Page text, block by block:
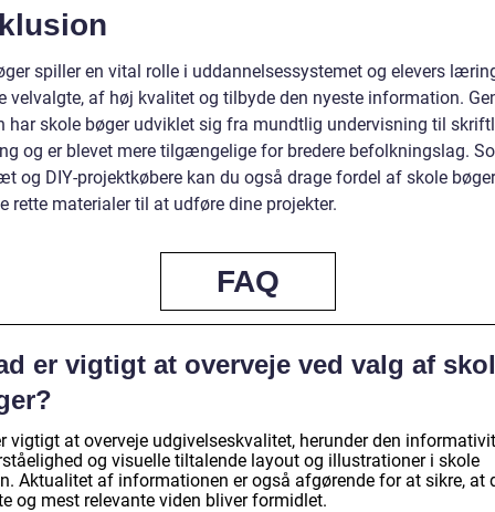
spiller en vital rolle i uddannelsessystemet og elevers
velvalgte, af høj kvalitet og tilbyde den nyeste information.
har skole bøger udviklet sig fra mundtlig undervisning til
og er blevet mere tilgængelige for bredere befolkningslag.
og DIY-projektkøbere kan du også drage fordel af skole
rette materialer til at udføre dine projekter.
FAQ
er vigtigt at overveje ved valg af
vigtigt at overveje udgivelseskvalitet, herunder den
og visuelle tiltalende layout og illustrationer i skole
Aktualitet af informationen er også afgørende for at sikre, at
og mest relevante viden bliver formidlet.